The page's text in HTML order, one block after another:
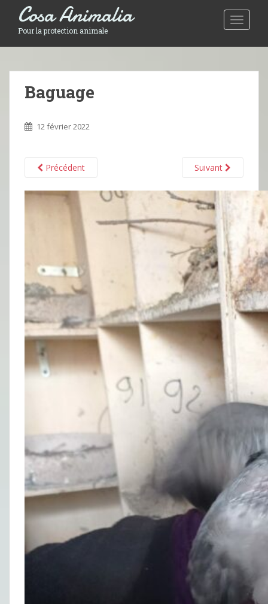
Toggle
Cosa Animalia
Pour la protection animale
Baguage
12 février 2022
Précédent Suivant